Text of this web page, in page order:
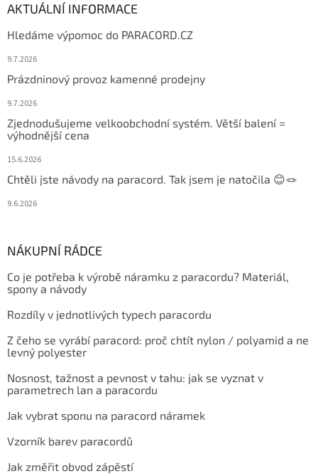
AKTUÁLNÍ INFORMACE
Hledáme výpomoc do PARACORD.CZ
9.7.2026
Prázdninový provoz kamenné prodejny
9.7.2026
Zjednodušujeme velkoobchodní systém. Větší balení =
výhodnější cena
15.6.2026
Chtěli jste návody na paracord. Tak jsem je natočila 😊🪢
9.6.2026
NÁKUPNÍ RÁDCE
Co je potřeba k výrobě náramku z paracordu? Materiál,
spony a návody
Rozdíly v jednotlivých typech paracordu
Z čeho se vyrábí paracord: proč chtít nylon / polyamid a ne
levný polyester
Nosnost, tažnost a pevnost v tahu: jak se vyznat v
parametrech lan a paracordu
Jak vybrat sponu na paracord náramek
Vzorník barev paracordů
Jak změřit obvod zápěstí